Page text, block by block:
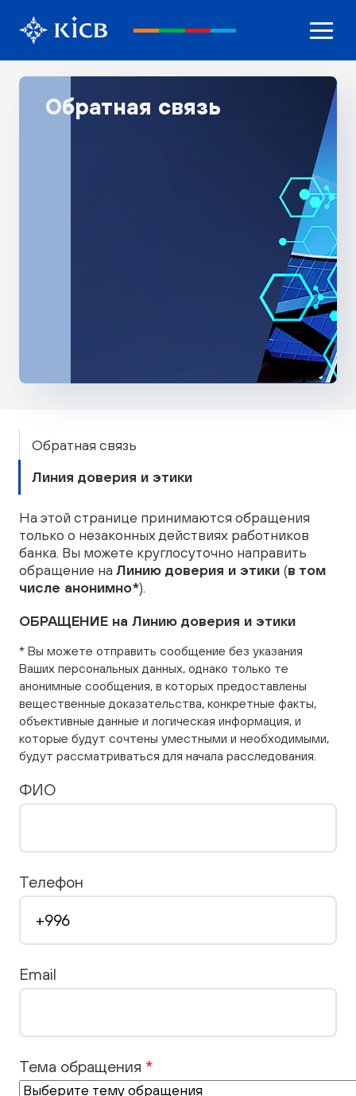
Обратная связь
Обратная связь
Линия доверия и этики
На этой странице принимаются обращения
только о незаконных действиях работников
банка. Вы можете круглосуточно направить
обращение на Линию доверия и этики (в том
числе анонимно*).
ОБРАЩЕНИЕ на Линию доверия и этики
* Вы можете отправить сообщение без указания
Ваших персональных данных, однако только те
анонимные сообщения, в которых предоставлены
вещественные доказательства, конкретные факты,
объективные данные и логическая информация, и
которые будут сочтены уместными и необходимыми,
будут рассматриваться для начала расследования.
ФИО
Телефон
Email
Тема обращения *